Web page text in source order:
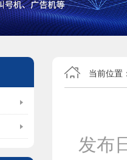
当前位置
发布